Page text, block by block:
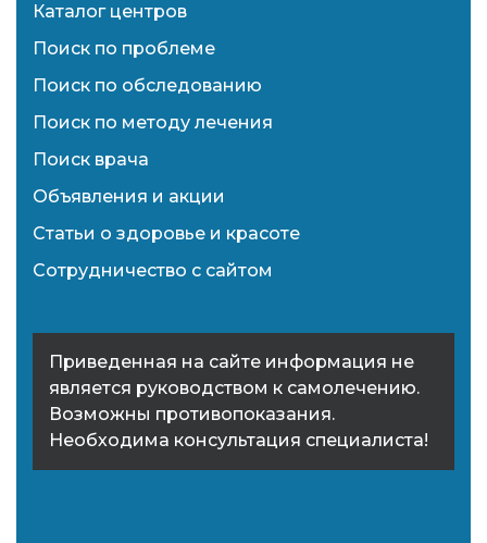
Каталог центров
Поиск по проблеме
Поиск по обследованию
Поиск по методу лечения
Поиск врача
Объявления и акции
Статьи о здоровье и красоте
Сотрудничество с сайтом
Приведенная на сайте информация не
является руководством к самолечению.
Возможны противопоказания.
Необходима консультация специалиста!